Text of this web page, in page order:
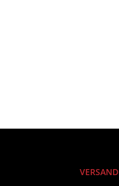
VERSAND